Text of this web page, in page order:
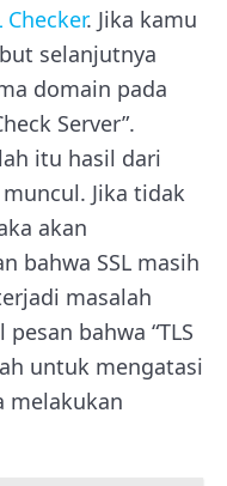
Checker. Jika kamu
selanjutnya
domain pada
Server”.
itu hasil dari
Jika tidak
akan
bahwa SSL masih
masalah
bahwa “TLS
untuk mengatasi
melakukan